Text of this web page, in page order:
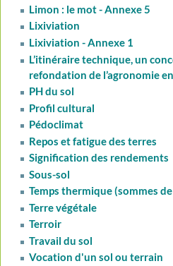
Limon : le mot - Annexe 5
Lixiviation
Lixiviation - Annexe 1
L’itinéraire technique, un
refondation de l’agronomie
PH du sol
Profil cultural
Pédoclimat
Repos et fatigue des terres
Signification des rendements
Sous-sol
Temps thermique (sommes
Terre végétale
Terroir
Travail du sol
Vocation d'un sol ou terrain